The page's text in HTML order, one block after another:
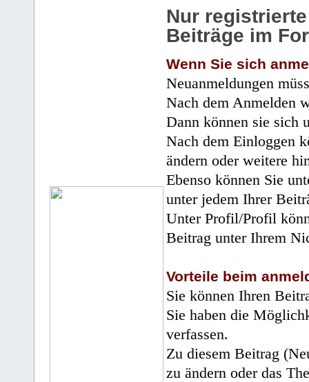
Nur
Beiträge im
Wenn Sie sich
Neuanmeldungen
Nach dem Anmelden
Dann können sie sich
Nach dem Einloggen
ändern oder weitere
Ebenso können Sie
unter jedem Ihrer
Unter Profil/Profil
Beitrag unter Ihrem
Vorteile beim
Sie können Ihren
Sie haben die
verfassen.
Zu diesem Beitrag
zu ändern oder das